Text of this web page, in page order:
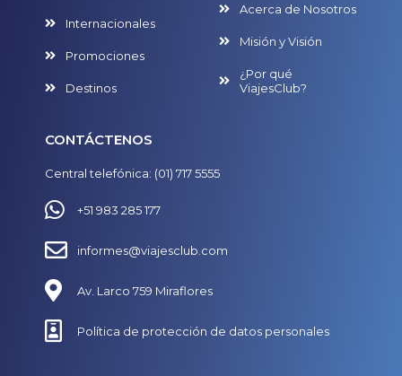
Internacionales
Promociones
Destinos
Acerca de Nosotros
Misión y Visión
¿Por qué
ViajesClub?
CONTÁCTENOS
Central telefónica: (01) 717 5555
+51 983 285 177
informes@viajesclub.com
Av. Larco 759 Miraflores
Política de protección de datos personales